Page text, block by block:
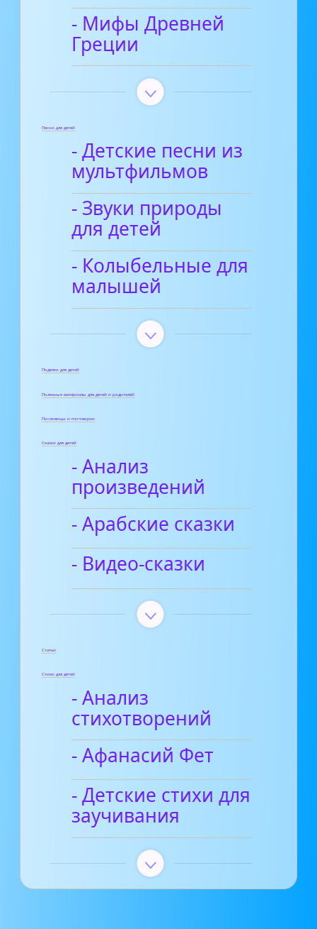
- Мифы Древней
Греции
Песни для детей
- Детские песни из
мультфильмов
- Звуки природы
для детей
- Колыбельные для
малышей
Поделки для детей
Полезные материалы для детей и родителей
Пословицы и поговорки
Сказки для детей
- Анализ
произведений
- Арабские сказки
- Видео-сказки
Статьи
Стихи для детей
- Анализ
стихотворений
- Афанасий Фет
- Детские стихи для
заучивания